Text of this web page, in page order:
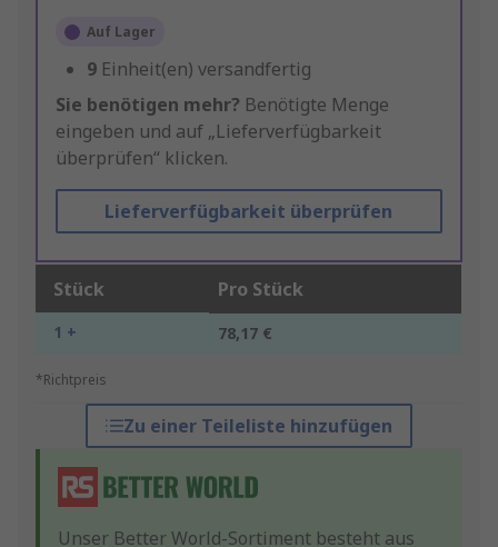
Auf Lager
9 Einheit(en) versandfertig
Sie benötigen mehr? Benötigte Menge
eingeben und auf „Lieferverfügbarkeit
überprüfen“ klicken.
Lieferverfügbarkeit überprüfen
Stück Pro Stück
1 + 78,17 €
*Richtpreis
Zu einer Teileliste hinzufügen
Unser Better World-Sortiment besteht aus